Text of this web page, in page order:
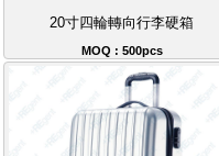
20寸四輪轉向行李硬箱
MOQ : 500pcs